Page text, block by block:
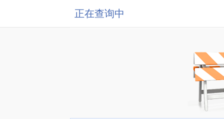
正在查询中